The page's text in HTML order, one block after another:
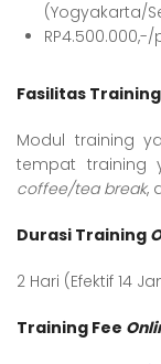
(Yogyakarta/
Fasilitas Training
Modul training
tempat training
coffee/tea break,
Durasi Training
2 Hari (Efektif 14
Training Fee